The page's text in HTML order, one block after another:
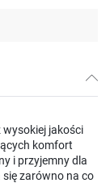
wysokiej jakości
komfort
i przyjemny dla
zarówno na co